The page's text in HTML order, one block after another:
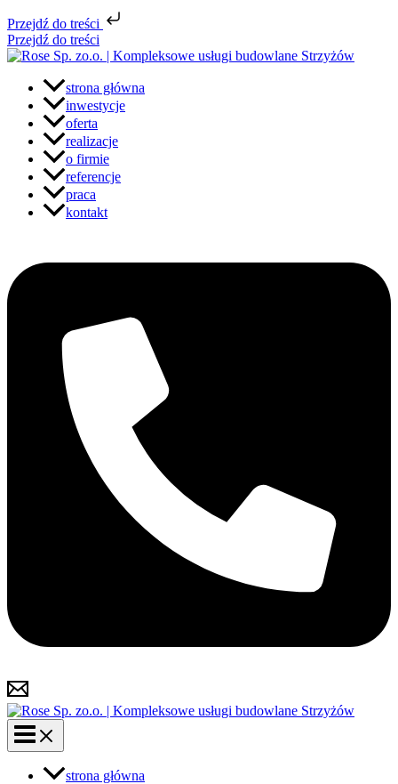
Przejdź do treści
Przejdź do treści
strona główna
inwestycje
oferta
realizacje
o firmie
referencje
praca
kontakt
strona główna